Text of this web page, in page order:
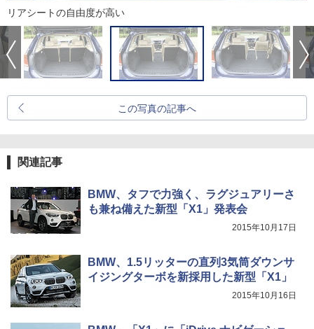
リアシートの自由度が高い
この写真の記事へ
関連記事
BMW、タフで力強く、ラグジュアリーさ
も兼ね備えた新型「X1」発表会
2015年10月17日
BMW、1.5リッターの直列3気筒ダウンサ
イジングターボを新採用した新型「X1」
2015年10月16日